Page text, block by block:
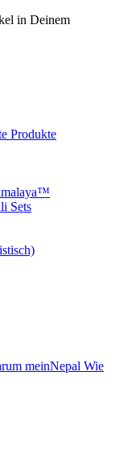
in Deinem
Produkte
Sets
meinNepal Wie